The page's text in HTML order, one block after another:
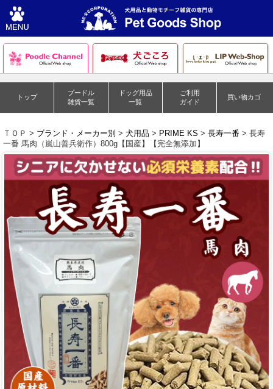
トップ
プードル
雑貨一覧
ドッグ用品
一覧
ご利用
ガイド
買い物カゴ
ＴＯＰ > ブランド・メーカー別 > 犬用品 > PRIME KS > 長寿一番 > 長寿
一番 馬肉（嵐山善兵衛作）800g【国産】【完全無添加】